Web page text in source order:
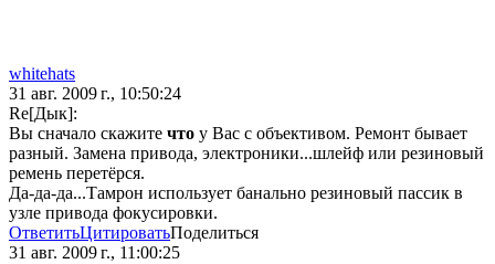
whitehats
31 авг. 2009 г., 10:50:24
Re[Дык]:
Вы сначало скажите что у Вас с объективом. Ремонт бывает
разный. Замена привода, электроники...шлейф или резиновый
ремень перетёрся.
Да-да-да...Тамрон использует банально резиновый пассик в
узле привода фокусировки.
ОтветитьЦитироватьПоделиться
31 авг. 2009 г., 11:00:25